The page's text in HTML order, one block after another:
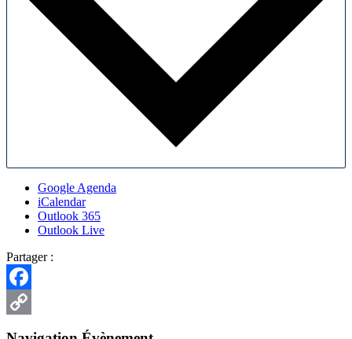
Google Agenda
iCalendar
Outlook 365
Outlook Live
Partager :
Facebook